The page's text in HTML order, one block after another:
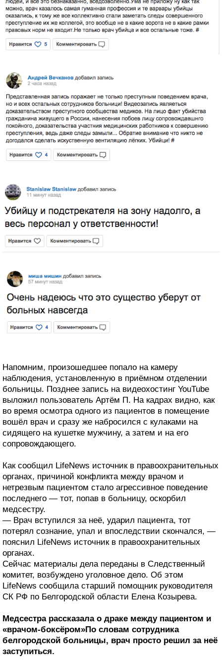
Напомним, произошедшее попало на камеру
наблюдения, установленную в приёмном отделении
больницы. Позднее запись на видеохостинг YouTube
выложил пользователь Артём П. На кадрах видно, как
во время осмотра одного из пациентов в помещение
вошёл врач и сразу же набросился с кулаками на
сидящего на кушетке мужчину, а затем и на его
сопровождающего.
Как сообщил LifeNews источник в правоохранительных
органах, причиной конфликта между врачом и
нетрезвым пациентом стало агрессивное поведение
последнего — тот, попав в больницу, оскорбил
медсестру.
— Врач вступился за неё, ударил пациента, тот
потерял сознание, упал и впоследствии скончался, —
пояснил LifeNews источник в правоохранительных
органах.
Сейчас материалы дела переданы в Следственный
комитет, возбуждено уголовное дело. Об этом
LifeNews сообщила старший помощник руководителя
СК РФ по Белгородской области Елена Козырева.
Медсестра рассказала о драке между пациентом и
«врачом-боксёром»По словам сотрудника
белгородской больницы, врач просто решил за неё
заступиться.